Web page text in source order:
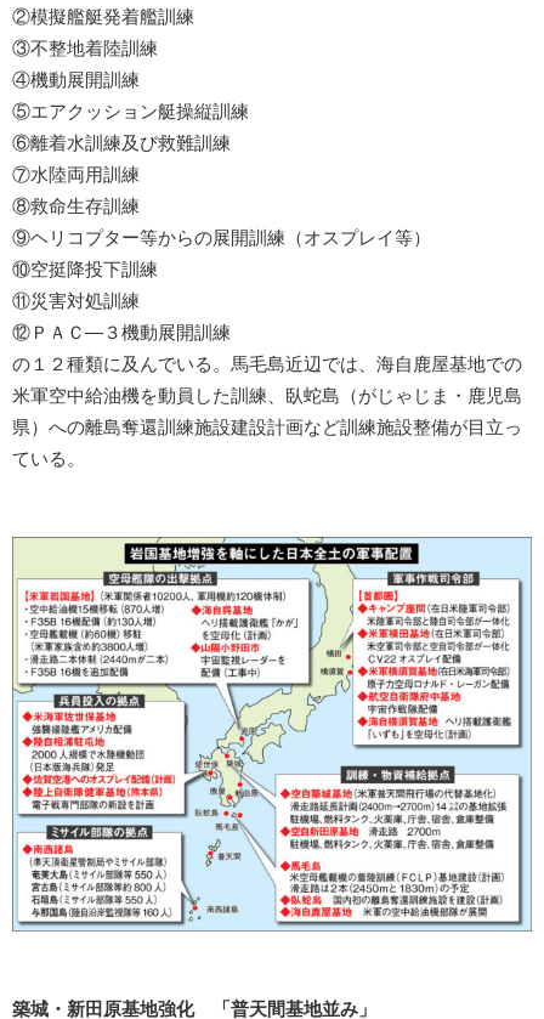
②模擬艦艇発着艦訓練
③不整地着陸訓練
④機動展開訓練
⑤エアクッション艇操縦訓練
⑥離着水訓練及び救難訓練
⑦水陸両用訓練
⑧救命生存訓練
⑨ヘリコプター等からの展開訓練（オスプレイ等）
⑩空挺降投下訓練
⑪災害対処訓練
⑫ＰＡＣ―３機動展開訓練
の１２種類に及んでいる。馬毛島近辺では、海自鹿屋基地での
米軍空中給油機を動員した訓練、臥蛇島（がじゃじま・鹿児島
県）への離島奪還訓練施設建設計画など訓練施設整備が目立っ
ている。
築城・新田原基地強化 「普天間基地並み」